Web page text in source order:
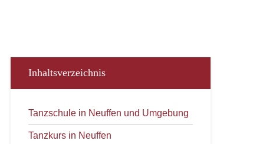
Inhaltsverzeichnis
Tanzschule in Neuffen und Umgebung
Tanzkurs in Neuffen